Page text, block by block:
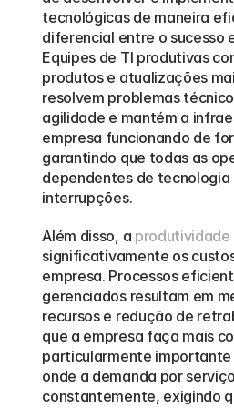
tecnológicas de maneira
diferencial entre o sucesso
Equipes de TI produtivas
produtos e atualizações
resolvem problemas
agilidade e mantém a
empresa funcionando de
garantindo que todas as
dependentes de tecnologia
interrupções.
Além disso, a produtividade
significativamente os
empresa. Processos
gerenciados resultam em
recursos e redução de
que a empresa faça mais
particularmente importante
onde a demanda por
constantemente, exigindo